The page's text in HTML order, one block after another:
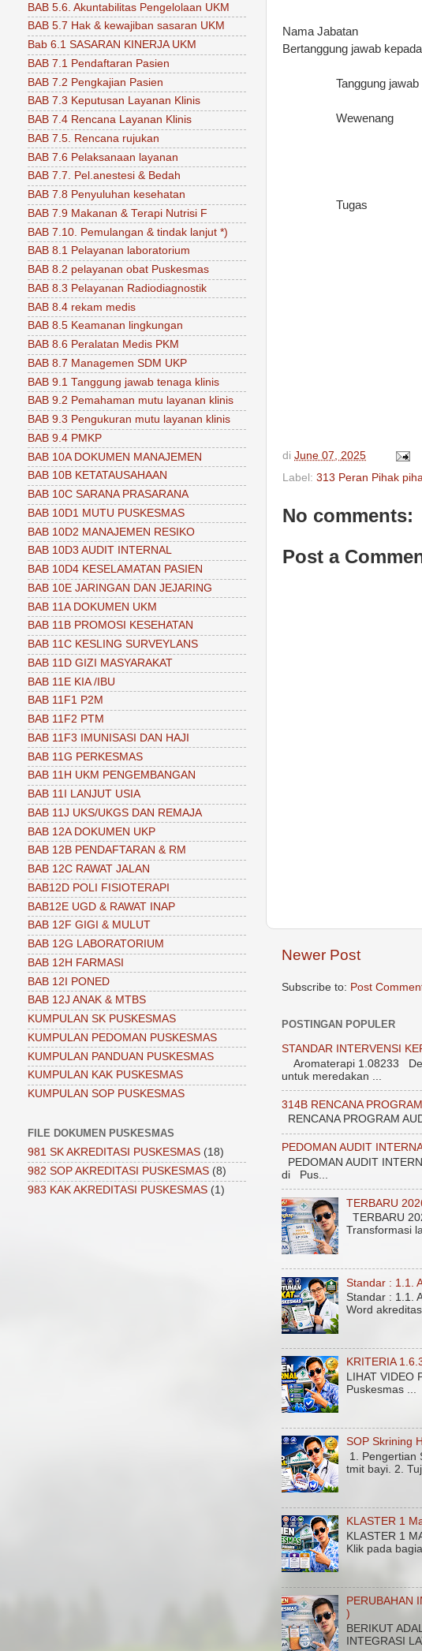
Nama Jabatan
Bertanggung jawab kepada
Tanggung jawab
Wewenang
Tugas
di June 07, 2025
Label: 313 Peran Pihak
No comments:
Post a
Newer Post
Subscribe to: Post
POSTINGAN POPULER
STANDAR INTERVENSI
Aromaterapi 1.08233
untuk meredakan ...
314B RENCANA
RENCANA PROGRAM
PEDOMAN AUDIT
PEDOMAN AUDIT
di Pus...
TERBARU
TERBARU
Transformasi
Standar : 1.1.
Standar : 1.1.
Word
KRITERIA
LIHAT VIDEO
Puskesmas ...
SOP Skrining
1. Pengertian
tmit bayi. 2.
KLASTER 1
KLASTER 1
Klik pada
PERUBAHAN
)
BERIKUT
INTEGRASI
BAB 5.6. Akuntabilitas Pengelolaan UKM
BAB 5.7 Hak & kewajiban sasaran UKM
Bab 6.1 SASARAN KINERJA UKM
BAB 7.1 Pendaftaran Pasien
BAB 7.2 Pengkajian Pasien
BAB 7.3 Keputusan Layanan Klinis
BAB 7.4 Rencana Layanan Klinis
BAB 7.5. Rencana rujukan
BAB 7.6 Pelaksanaan layanan
BAB 7.7. Pel.anestesi & Bedah
BAB 7.8 Penyuluhan kesehatan
BAB 7.9 Makanan & Terapi Nutrisi F
BAB 7.10. Pemulangan & tindak lanjut *)
BAB 8.1 Pelayanan laboratorium
BAB 8.2 pelayanan obat Puskesmas
BAB 8.3 Pelayanan Radiodiagnostik
BAB 8.4 rekam medis
BAB 8.5 Keamanan lingkungan
BAB 8.6 Peralatan Medis PKM
BAB 8.7 Managemen SDM UKP
BAB 9.1 Tanggung jawab tenaga klinis
BAB 9.2 Pemahaman mutu layanan klinis
BAB 9.3 Pengukuran mutu layanan klinis
BAB 9.4 PMKP
BAB 10A DOKUMEN MANAJEMEN
BAB 10B KETATAUSAHAAN
BAB 10C SARANA PRASARANA
BAB 10D1 MUTU PUSKESMAS
BAB 10D2 MANAJEMEN RESIKO
BAB 10D3 AUDIT INTERNAL
BAB 10D4 KESELAMATAN PASIEN
BAB 10E JARINGAN DAN JEJARING
BAB 11A DOKUMEN UKM
BAB 11B PROMOSI KESEHATAN
BAB 11C KESLING SURVEYLANS
BAB 11D GIZI MASYARAKAT
BAB 11E KIA /IBU
BAB 11F1 P2M
BAB 11F2 PTM
BAB 11F3 IMUNISASI DAN HAJI
BAB 11G PERKESMAS
BAB 11H UKM PENGEMBANGAN
BAB 11I LANJUT USIA
BAB 11J UKS/UKGS DAN REMAJA
BAB 12A DOKUMEN UKP
BAB 12B PENDAFTARAN & RM
BAB 12C RAWAT JALAN
BAB12D POLI FISIOTERAPI
BAB12E UGD & RAWAT INAP
BAB 12F GIGI & MULUT
BAB 12G LABORATORIUM
BAB 12H FARMASI
BAB 12I PONED
BAB 12J ANAK & MTBS
KUMPULAN SK PUSKESMAS
KUMPULAN PEDOMAN PUSKESMAS
KUMPULAN PANDUAN PUSKESMAS
KUMPULAN KAK PUSKESMAS
KUMPULAN SOP PUSKESMAS
FILE DOKUMEN PUSKESMAS
981 SK AKREDITASI PUSKESMAS (18)
982 SOP AKREDITASI PUSKESMAS (8)
983 KAK AKREDITASI PUSKESMAS (1)